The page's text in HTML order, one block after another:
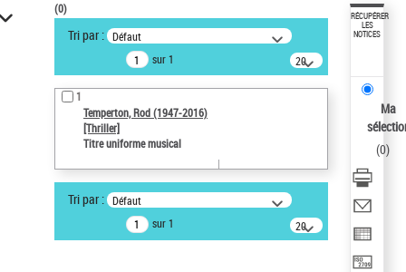
VOTRE RECHERCHE
Recherche avancée dans les
notices d’autorité
Œuvres liées à l'auteur :
Temperton, Rod (1947-2016)
Type de notice d'autorité
Œuvre
Auteur d’œuvre
(0)
Tri par : Défaut
sur 1
20
résultats/page
1
Temperton, Rod (1947-2016)
[Thriller]
Titre uniforme musical
Tri par : Défaut
sur 1
20
résultats/page
RÉCUPÉRER
LES
NOTICES
Ma
(0)